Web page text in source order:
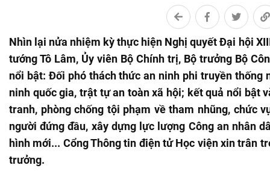
Nhìn lại nửa nhiệm kỳ thực hiện Nghị quyết Đại hội
tướng Tô Lâm, Ủy viên Bộ Chính trị, Bộ trưởng Bộ
nổi bật: Đối phó thách thức an ninh phi truyền thống
ninh quốc gia, trật tự an toàn xã hội; kết quả nổi bật
tranh, phòng chống tội phạm về tham nhũng, chức
người đứng đầu, xây dựng lực lượng Công an nhân
hình mới... Cổng Thông tin điện tử Học viện xin trân
trưởng.